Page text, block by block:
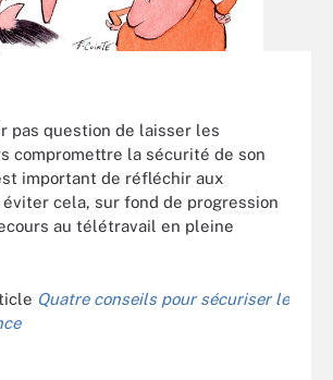
pas question de laisser les
compromettre la sécurité de son
important de réfléchir aux
cela, sur fond de progression
au télétravail en pleine
Quatre conseils pour sécuriser le